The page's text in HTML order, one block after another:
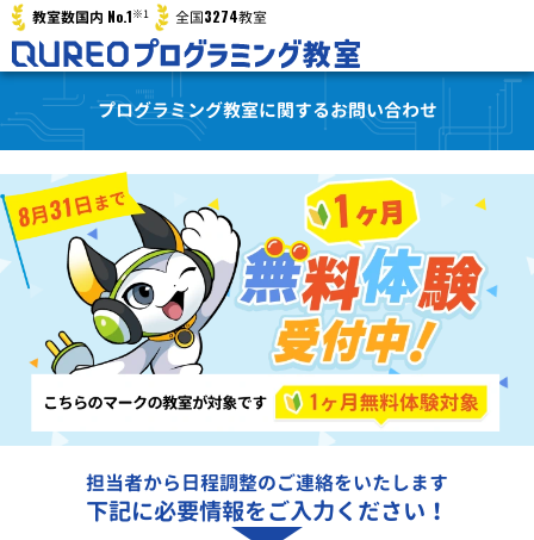
教室数国内 No.1※1 全国3274教室
プログラミング教室に関するお問い合わせ
担当者から日程調整のご連絡をいたします
下記に必要情報をご入力ください！